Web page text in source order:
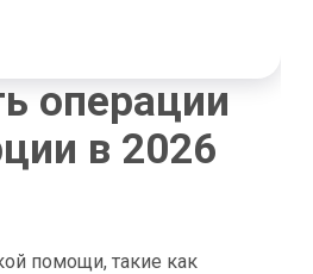
операции
в 2026
помощи, такие как